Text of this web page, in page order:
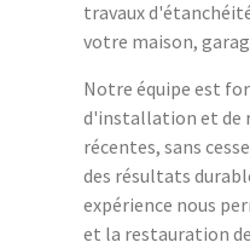
travaux
votre maison,
Notre équipe est
d'installation et de
récentes, sans
des résultats
expérience nous
et la restauration